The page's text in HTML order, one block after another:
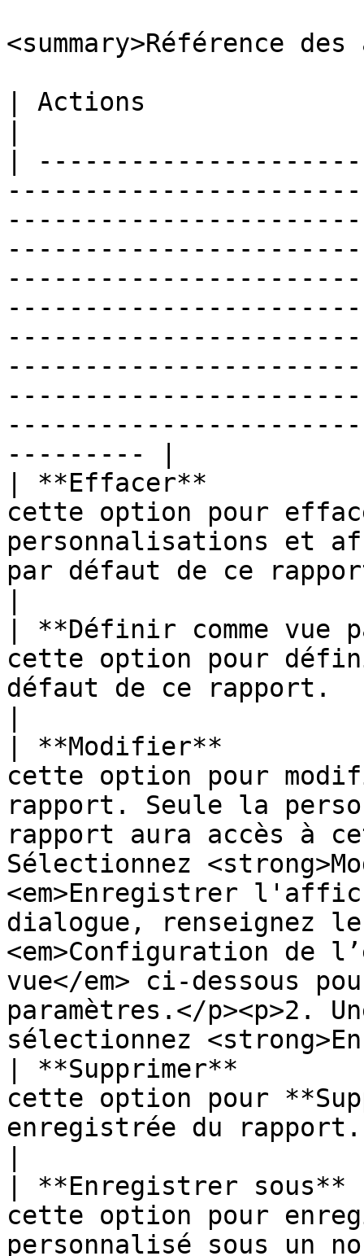
<summary>Référence
| Actions
|
--------- |
| **Effacer**
cette option pour
personnalisations et
par défaut de ce
| **Définir comme vue
cette option pour
défaut de ce rapport.
| **Modifier**
cette option pour
rapport. Seule la
rapport aura accès à
Sélectionnez
<em>Enregistrer
dialogue, renseignez
<em>Configuration de
vue</em> ci-dessous
paramètres.</p><p>2.
sélectionnez
| **Supprimer**
cette option pour
enregistrée du rapport.
| **Enregistrer
cette option pour
personnalisé sous un